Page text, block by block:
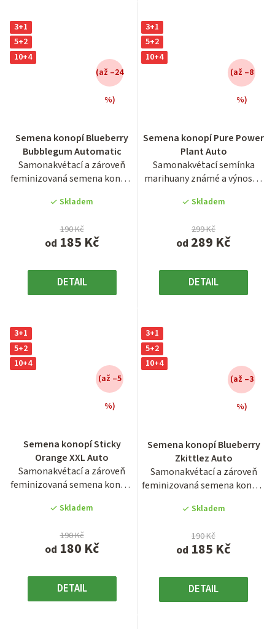
3+1
5+2
10+4
Semena konopí Blueberry
Bubblegum Automatic
Samonakvétací a zároveň
feminizovaná semena konopí
Skladem
od 185 Kč
190 Kč
(až –24
%)
DETAIL
produktu
je
3,8
z
hvězdiček.
3+1
5+2
10+4
Semena konopí Pure Power
Plant Auto
Samonakvétací semínka
marihuany známé a výnosné
Auto....
Skladem
od 289 Kč
299 Kč
(až –8
%)
DETAIL
produktu
je
3,5
z
hvězdiček.
3+1
5+2
10+4
Semena konopí Sticky
Orange XXL Auto
Samonakvétací a zároveň
feminizovaná semena konopí
Skladem
od 180 Kč
190 Kč
(až –5
%)
DETAIL
produktu
je
3,9
z
hvězdiček.
3+1
5+2
10+4
Semena konopí Blueberry
Zkittlez Auto
Samonakvétací a zároveň
feminizovaná semena konopí
Skladem
od 185 Kč
190 Kč
(až –3
%)
DETAIL
produktu
je
3,8
z
hvězdiček.